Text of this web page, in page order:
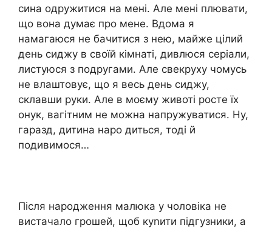
сина одружитися на мені. Але мені плювати,
що вона думає про мене. Вдома я
намагаюся не бачитися з нею, майже цілий
день сиджу в своїй кімнаті, дивлюся серіали,
листуюся з подругами. Але свекруху чомусь
не влаштовує, що я весь день сиджу,
склавши руки. Але в моєму животі росте їх
онук, вагітним не можна напружуватися. Ну,
гаразд, дитина наро диться, тоді й
подивимося…
Після народження малюка у чоловіка не
вистачало грошей, щоб куnити підгузники, а